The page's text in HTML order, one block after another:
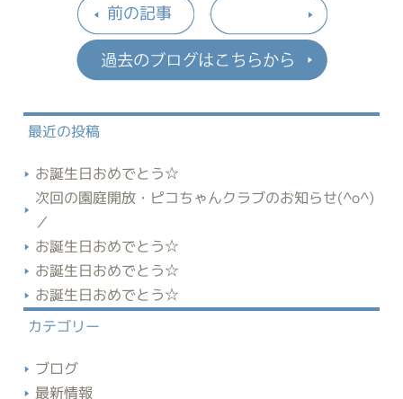
前の記事
最近の投稿
お誕生日おめでとう☆
次回の園庭開放・ピコちゃんクラブのお知らせ(^o^)
／
お誕生日おめでとう☆
お誕生日おめでとう☆
お誕生日おめでとう☆
カテゴリー
ブログ
最新情報